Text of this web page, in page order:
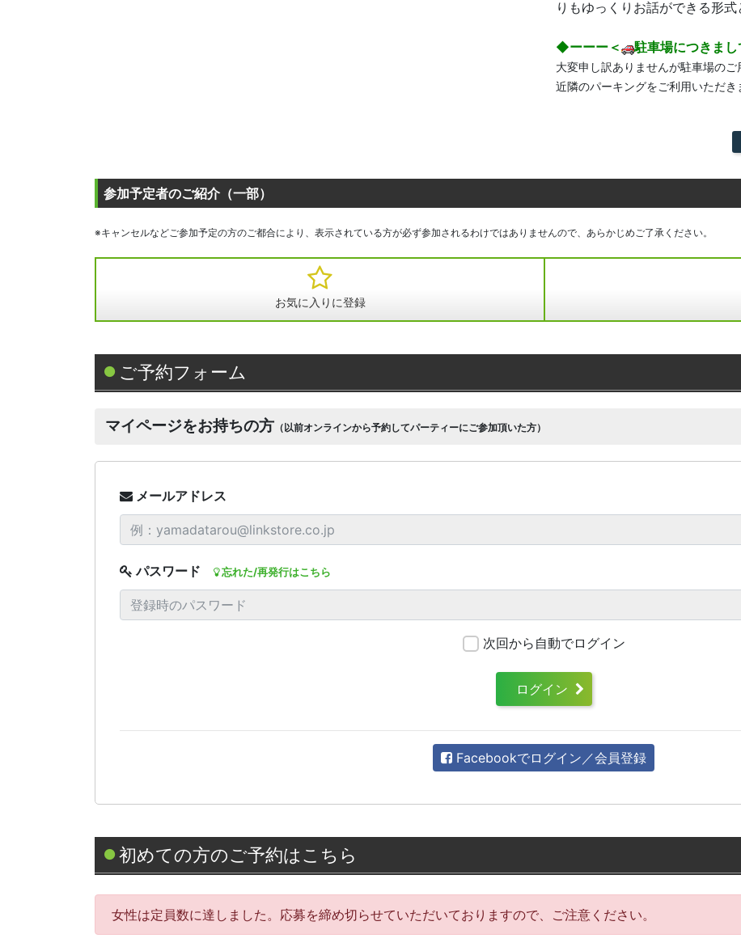
りもゆっくりお話ができる形式
◆ーーー＜ 駐車場につきまし
大変申し訳ありませんが駐車場のご
近隣のパーキングをご利用いただき
参加予定者のご紹介（一部）
※キャンセルなどご参加予定の方のご都合により、表示されている方が必ず参加されるわけではありませんので、あらかじめご了承ください。
お気に入りに登録
ご予約フォーム
マイページをお持ちの方 （以前オンラインから予約してパーティーにご参加頂いた方）
メールアドレス
パスワード 忘れた/再発行はこちら
次回から自動でログイン
ログイン
Facebookでログイン／会員登録
初めての方のご予約はこちら
女性は定員数に達しました。応募を締め切らせていただいておりますので、ご注意ください。